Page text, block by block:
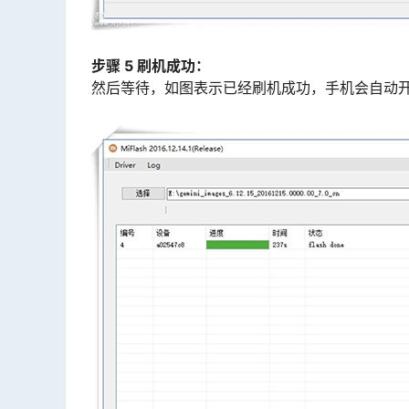
步骤 5 刷机成功：
然后等待，如图表示已经刷机成功，手机会自动